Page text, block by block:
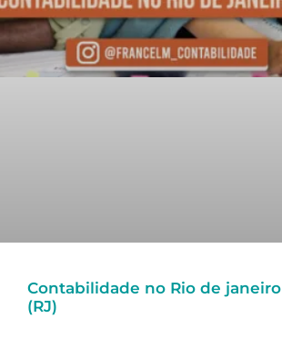
Contabilidade no Rio de janeiro
(RJ)